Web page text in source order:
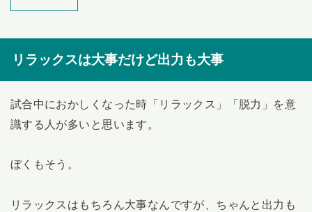
リラックスは大事だけど出力も大事
試合中におかしくなった時「リラックス」「脱力」を意
識する人が多いと思います。
ぼくもそう。
リラックスはもちろん大事なんですが、ちゃんと出力も